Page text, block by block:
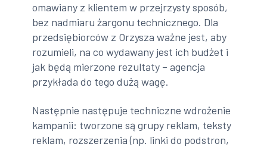
omawiany z klientem w przejrzysty sposób,
bez nadmiaru żargonu technicznego. Dla
przedsiębiorców z Orzysza ważne jest, aby
rozumieli, na co wydawany jest ich budżet i
jak będą mierzone rezultaty – agencja
przykłada do tego dużą wagę.
Następnie następuje techniczne wdrożenie
kampanii: tworzone są grupy reklam, teksty
reklam, rozszerzenia (np. linki do podstron,